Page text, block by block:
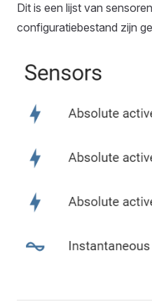
Dit is een lijst van
configuratiebestand zijn